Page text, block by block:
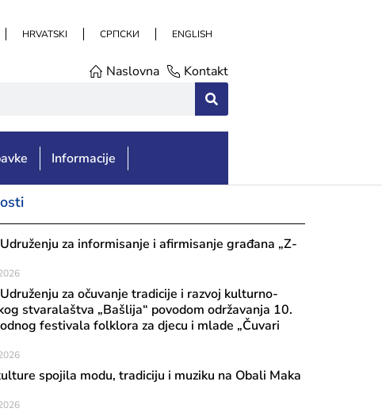
HRVATSKI СРПСКИ ENGLISH
Naslovna Kontakt
Informacije
za informisanje i afirmisanje građana „Z-
za očuvanje tradicije i razvoj kulturno-
stvaralaštva „Bašlija“ povodom održavanja 10.
festivala folklora za djecu i mlade „Čuvari
spojila modu, tradiciju i muziku na Obali Maka